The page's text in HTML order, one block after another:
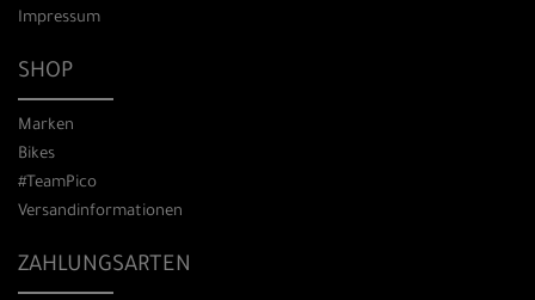
Impressum
SHOP
Marken
Bikes
#TeamPico
Versandinformationen
ZAHLUNGSARTEN